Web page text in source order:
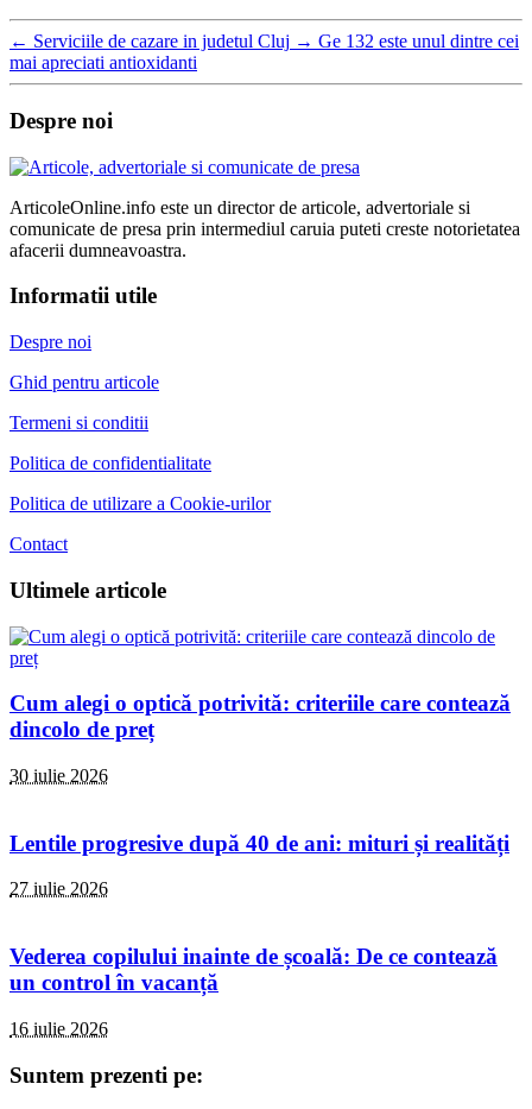
← Serviciile de cazare in judetul Cluj → Ge 132 este unul dintre cei
mai apreciati antioxidanti
Despre noi
ArticoleOnline.info este un director de articole, advertoriale si
comunicate de presa prin intermediul caruia puteti creste notorietatea
afacerii dumneavoastra.
Informatii utile
Despre noi
Ghid pentru articole
Termeni si conditii
Politica de confidentialitate
Politica de utilizare a Cookie-urilor
Contact
Ultimele articole
Cum alegi o optică potrivită: criteriile care contează
dincolo de preț
30 iulie 2026
Lentile progresive după 40 de ani: mituri și realități
27 iulie 2026
Vederea copilului inainte de școală: De ce contează
un control în vacanță
16 iulie 2026
Suntem prezenti pe: